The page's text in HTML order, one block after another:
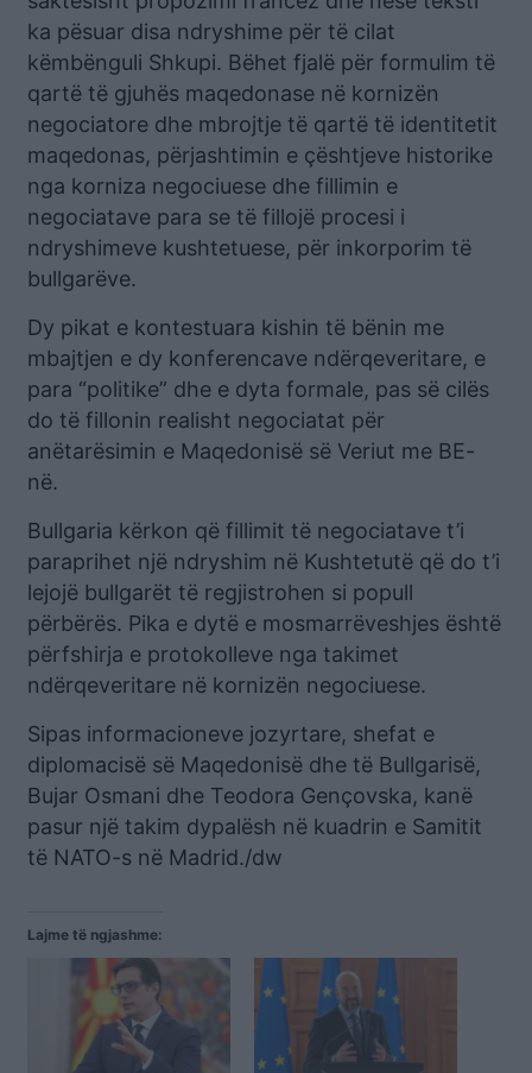
ka pësuar disa ndryshime për të cilat
këmbënguli Shkupi. Bëhet fjalë për formulim të
qartë të gjuhës maqedonase në kornizën
negociatore dhe mbrojtje të qartë të identitetit
maqedonas, përjashtimin e çështjeve historike
nga korniza negociuese dhe fillimin e
negociatave para se të fillojë procesi i
ndryshimeve kushtetuese, për inkorporim të
bullgarëve.
Dy pikat e kontestuara kishin të bënin me
mbajtjen e dy konferencave ndërqeveritare, e
para “politike” dhe e dyta formale, pas së cilës
do të fillonin realisht negociatat për
anëtarësimin e Maqedonisë së Veriut me BE-
në.
Bullgaria kërkon që fillimit të negociatave t’i
paraprihet një ndryshim në Kushtetutë që do t’i
lejojë bullgarët të regjistrohen si popull
përbërës. Pika e dytë e mosmarrëveshjes është
përfshirja e protokolleve nga takimet
ndërqeveritare në kornizën negociuese.
Sipas informacioneve jozyrtare, shefat e
diplomacisë së Maqedonisë dhe të Bullgarisë,
Bujar Osmani dhe Teodora Gençovska, kanë
pasur një takim dypalësh në kuadrin e Samitit
të NATO-s në Madrid./dw
Lajme të ngjashme: